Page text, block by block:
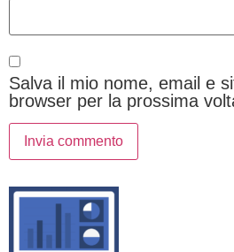
Salva il mio nome, email e
browser per la prossima